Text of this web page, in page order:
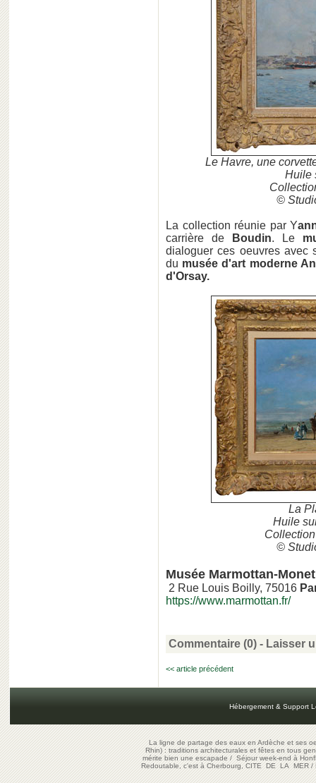
Le Havre, une
Huile
©
La collection réunie par Y
carrière de
Boudin. Le
dialoguer ces oeuvres avec
du musée d'art moderne
d'Orsay.
La
Huile
©
Musée Marmottan-Monet
2 Rue Louis Boilly, 75016
https://www.marmottan.fr/
Commentaire (0) - Laisser
<< article précédent
Hébergement & Support
La ligne de partage des eaux en Ardèche et ses
Rhin) : traditions architecturales et fêtes en tous
mérite bien une escapade/Séjour week-end à
Redoutable, c'est à Cherbourg, CITE DE LA MER/